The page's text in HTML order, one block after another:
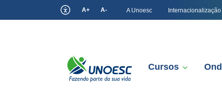
A+ A- A Unoesc Internacionalização
Cursos